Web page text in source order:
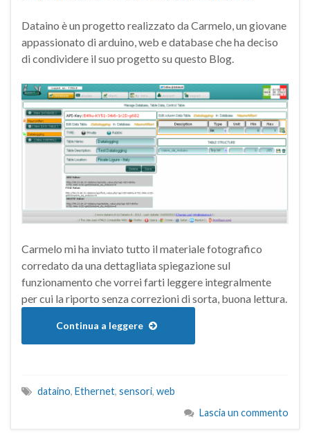
Dataino è un progetto realizzato da Carmelo, un giovane
appassionato di arduino, web e database che ha deciso
di condividere il suo progetto su questo Blog.
Carmelo mi ha inviato tutto il materiale fotografico
corredato da una dettagliata spiegazione sul
funzionamento che vorrei farti leggere integralmente
per cui la riporto senza correzioni di sorta, buona lettura.
Continua a leggere
dataino, Ethernet, sensori, web
Lascia un commento